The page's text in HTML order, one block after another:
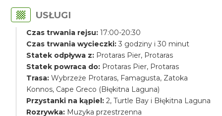
USŁUGI
Czas trwania rejsu: 17:00-20:30
Czas trwania wycieczki:3 godziny i 30 minut
Statek odpływa z: Protaras Pier, Protaras
Statek powraca do: Protaras Pier, Protaras
Trasa: Wybrzeże Protaras, Famagusta, Zatoka
Konnos, Cape Greco (Błękitna Laguna)
Przystanki na kąpiel: 2, Turtle Bay i Błękitna Laguna
Rozrywka: Muzyka przestrzenna